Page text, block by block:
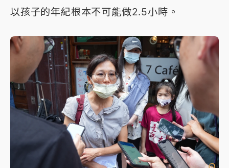
以孩子的年紀根本不可能做2.5小時。